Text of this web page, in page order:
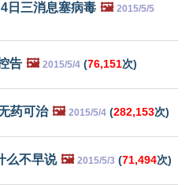
日三消息塞病毒 🖼️ 2015/5/5
告 🖼️ 2015/5/4 (76,151次)
药可治 🖼️ 2015/5/4 (282,153次)
么不早说 🖼️ 2015/5/3 (71,494次)